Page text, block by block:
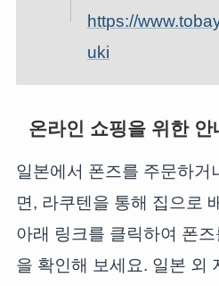
https://
uki
온라인 쇼핑을 위한 안
일본에서 폰즈를 주문하거
면, 라쿠텐을 통해 집으로
아래 링크를 클릭하여 폰
을 확인해 보세요. 일본 외